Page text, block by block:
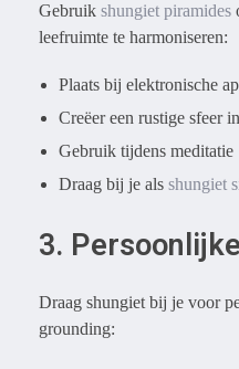
Gebruik shungiet piramides
leefruimte te harmoniseren:
Plaats bij elektronische
Creëer een rustige sfeer
Gebruik tijdens meditatie
Draag bij je als shungiet
3.
Draag shungiet bij je voor
grounding: